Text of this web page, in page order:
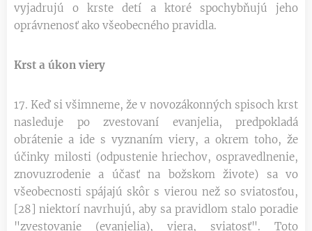
vyjadrujú o krste detí a ktoré spochybňujú jeho
oprávnenosť ako všeobecného pravidla.
Krst a úkon viery
17. Keď si všimneme, že v novozákonných spisoch krst
nasleduje po zvestovaní evanjelia, predpokladá
obrátenie a ide s vyznaním viery, a okrem toho, že
účinky milosti (odpustenie hriechov, ospravedlnenie,
znovuzrodenie a účasť na božskom živote) sa vo
všeobecnosti spájajú skôr s vierou než so sviatosťou,
[28] niektorí navrhujú, aby sa pravidlom stalo poradie
"zvestovanie (evanjelia), viera, sviatosť". Toto